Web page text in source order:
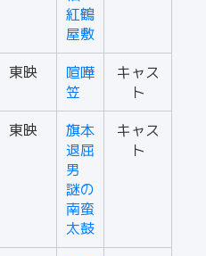
紅鶴
屋敷
東映
喧嘩
笠
キャス
ト
東映
旗本
退屈
男
謎の
南蛮
太鼓
キャス
ト